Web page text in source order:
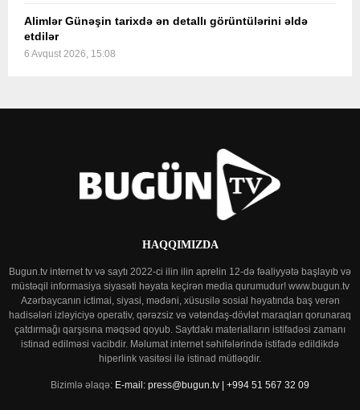
Alimlər Günəşin tarixdə ən detallı görüntülərini əldə
etdilər
6 Avqust 2026, 15:08
HAQQIMIZDA
Bugun.tv internet tv və saytı 2022-ci ilin ilin aprelin 12-də fəaliyyətə başlayıb və
müstəqil informasiya siyasəti həyata keçirən media qurumudur! www.bugun.tv
Azərbaycanın ictimai, siyasi, mədəni, xüsusilə sosial həyatında baş verən
hadisələri izləyiciyə operativ, qərəzsiz və vətəndaş-dövlət maraqları qorunaraq
çatdırmağı qarşısına məqsəd qoyub. Saytdakı materialların istifadəsi zamanı
istinad edilməsi vacibdir. Məlumat internet səhifələrində istifadə edildikdə
hiperlink vasitəsi ilə istinad mütləqdir.
Bizimlə əlaqə: E-mail: press@bugun.tv | +994 51 567 32 09